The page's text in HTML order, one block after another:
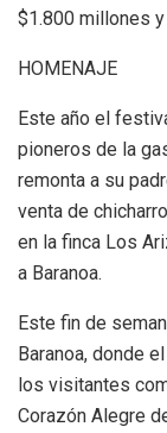
$1.800 millones
HOMENAJE
Este año el
pioneros de la
remonta a su
venta de
en la finca Los
a Baranoa.
Este fin de
Baranoa, donde
los visitantes
Corazón Alegre